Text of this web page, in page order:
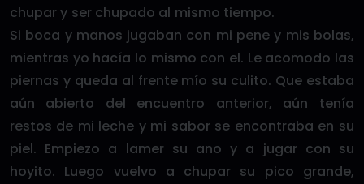
chupar y ser chupado al mismo tiempo.
Si boca y manos jugaban con mi pene y mis bolas,
mientras yo hacía lo mismo con el. Le acomodo las
piernas y queda al frente mío su culito. Que estaba
aún abierto del encuentro anterior, aún tenía
restos de mi leche y mi sabor se encontraba en su
piel. Empiezo a lamer su ano y a jugar con su
hoyito. Luego vuelvo a chupar su pico grande,